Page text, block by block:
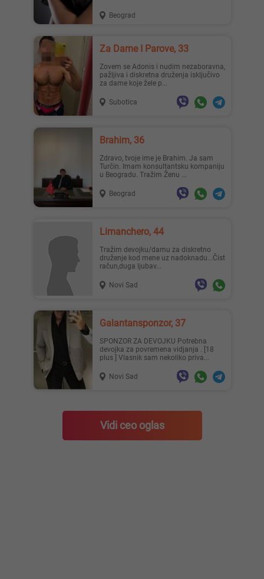
Beograd
Za Dame I Parove, 33
Zovem se Adonis i nudim nezaboravna,
pažljiva i diskretna druženja isključivo
za dame koje žele p...
Subotica
Brahim, 36
Zdravo, tvoje ime je Brahim. Ja sam
Turčin. Imam konsultantsku kompaniju
u Beogradu. Tražim Ženu ...
Beograd
Limanchero, 44
Tražim devojku/damu za diskretno
druženje kod mene uz nadoknadu...Čist
račun,duga ljubav...
Novi Sad
Galantansponzor, 37
SPONZOR ZA DEVOJKU Potrebna
devojka za povremena vidjanja . [18
plus ] Vlasnik sam nekoliko priva...
Novi Sad
Vidi ceo oglas